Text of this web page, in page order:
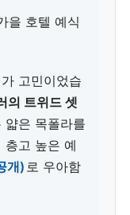
을 호텔 예식
고민이었습
의 트위드 셋
얇은 목폴라를
층고 높은 예
개) 로 우아함